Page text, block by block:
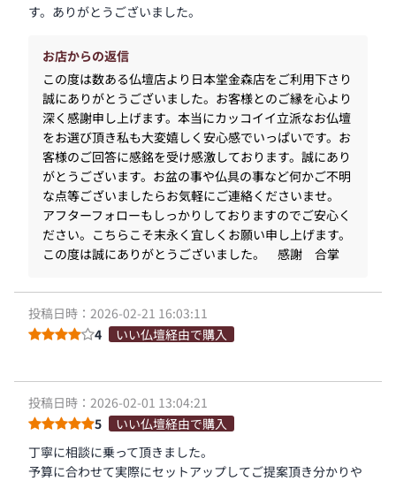
す。ありがとうございました。
お店からの返信
この度は数ある仏壇店より日本堂金森店をご利用下さり
誠にありがとうございました。お客様とのご縁を心より
深く感謝申し上げます。本当にカッコイイ立派なお仏壇
をお選び頂き私も大変嬉しく安心感でいっぱいです。お
客様のご回答に感銘を受け感激しております。誠にあり
がとうございます。お盆の事や仏具の事など何かご不明
な点等ございましたらお気軽にご連絡くださいませ。
アフターフォローもしっかりしておりますのでご安心く
ださい。こちらこそ末永く宜しくお願い申し上げます。
この度は誠にありがとうございました。 感謝 合掌
投稿日時：2026-02-21 16:03:11
4
いい仏壇経由で購入
投稿日時：2026-02-01 13:04:21
5
いい仏壇経由で購入
丁寧に相談に乗って頂きました。
予算に合わせて実際にセットアップしてご提案頂き分かりや